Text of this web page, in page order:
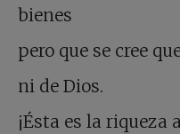
bienes
pero que se cree
ni de Dios.
¡Ésta es la riqueza